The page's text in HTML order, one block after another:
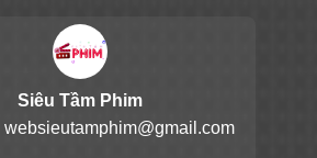
Siêu Tầm Phim
websieutamphim@gmail.com